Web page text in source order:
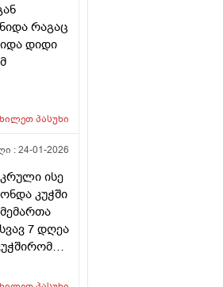
რაგაც
დიდი
პასუხი
:24-01-2026
ისე
კუჭში
7 დღეა
ეს